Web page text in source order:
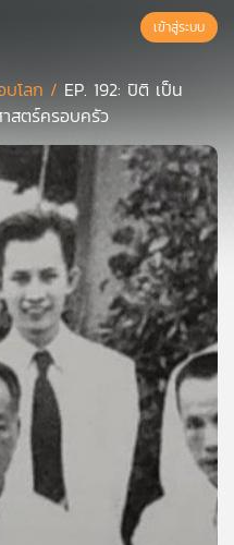
เข้าสู่ระบบ
บโลก / EP. 192: ปิติ เป็น
สตร์ครอบครัว